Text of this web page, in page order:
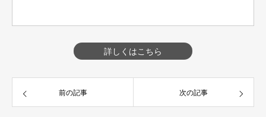
詳しくはこちら
前の記事 次の記事